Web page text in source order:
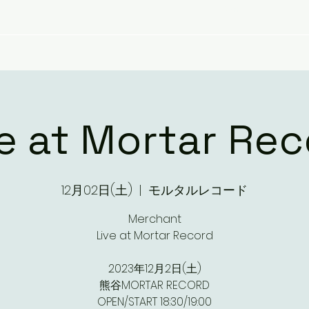
at Mortar
12月02日(土)
  |
モルタルレコード
Merchant
Live at Mortar Record
2023年12月2日(土)
熊谷MORTAR RECORD
OPEN/START 18:30/19:00